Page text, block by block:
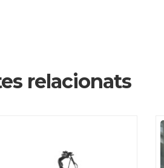
relacionats